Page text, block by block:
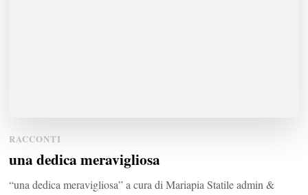
RACCONTI
una dedica meravigliosa
“una dedica meravigliosa” a cura di Mariapia Statile admin &